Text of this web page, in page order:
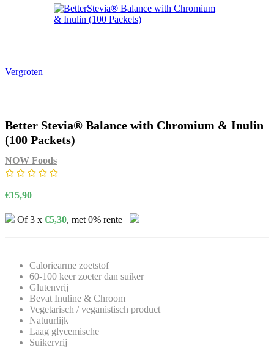
Vergroten
Better Stevia® Balance with Chromium & Inulin
(100 Packets)
NOW Foods
€15,90
Of 3 x €5,30, met 0% rente
Caloriearme zoetstof
60-100 keer zoeter dan suiker
Glutenvrij
Bevat Inuline & Chroom
Vegetarisch / veganistisch product
Natuurlijk
Laag glycemische
Suikervrij